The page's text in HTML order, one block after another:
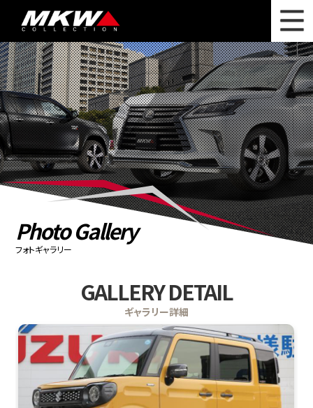
WHAT'S NEW ニュース
WHEEL LINEUP ホイールラインナップ
OTHER PRODUCT 関連製品
PHOTO GALLERY フォトギャラリー
カタログ請求
PRIVACY POLICY 個人情報保護方針
Photo Gallery
フォトギャラリー
GALLERY DETAIL
ギャラリー詳細